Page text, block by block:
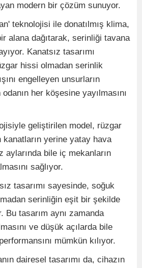
modern bir çözüm sunuyor.
teknolojisi ile donatılmış klima,
alana dağıtarak, serinliği tavana
Kanatsız tasarımı
hissi olmadan serinlik
engelleyen unsurların
her köşesine yayılmasını
geliştirilen model, rüzgar
yerine yatay hava
aylarında bile iç mekanların
sağlıyor.
tasarımı sayesinde, soğuk
serinliğin eşit bir şekilde
Bu tasarım aynı zamanda
ve düşük açılarda bile
mümkün kılıyor.
dairesel tasarımı da, cihazın